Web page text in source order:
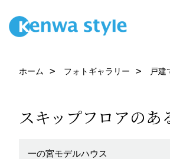
ホーム フォトギャラリー 戸建
スキップフロアのあ
一の宮モデルハウス